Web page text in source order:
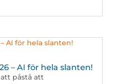
– AI för hela slanten!
påstå att